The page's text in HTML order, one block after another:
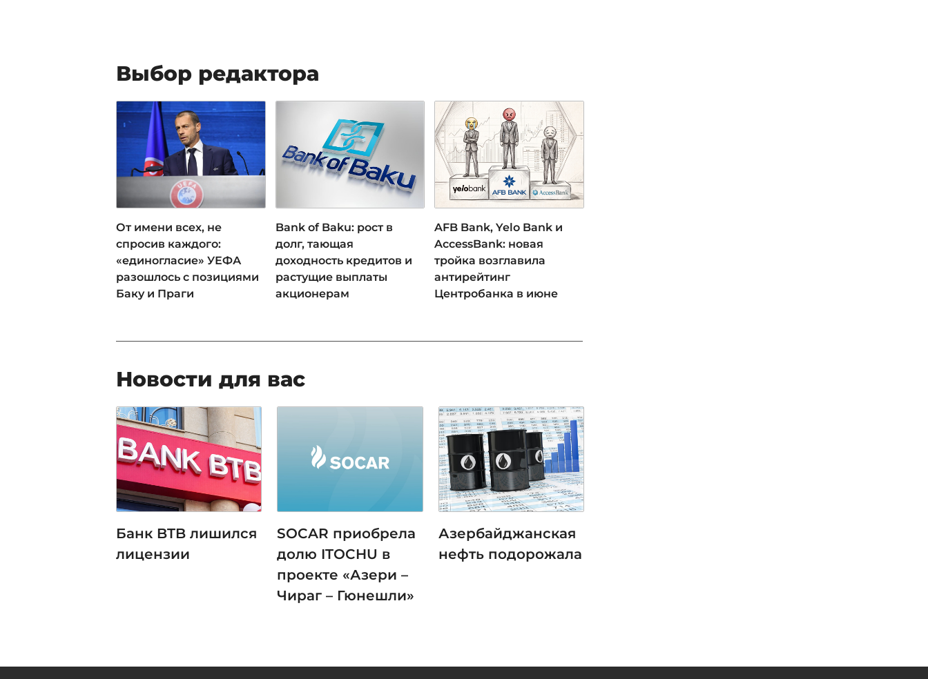
Выбор редактора
От имени всех, не
спросив каждого:
«единогласие» УЕФА
разошлось с позициями
Баку и Праги
Bank of Baku: рост в
долг, тающая
доходность кредитов и
растущие выплаты
акционерам
AFB Bank, Yelo Bank и
AccessBank: новая
тройка возглавила
антирейтинг
Центробанка в июне
Новости для вас
Банк BTB лишился
лицензии
SOCAR приобрела
долю ITOCHU в
проекте «Азери –
Чираг – Гюнешли»
Азербайджанская
нефть подорожала